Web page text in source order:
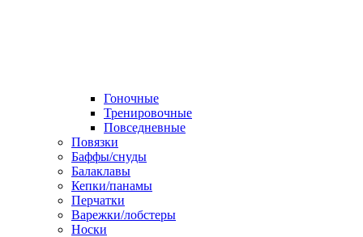
Гоночные
Тренировочные
Повседневные
Повязки
Баффы/снуды
Балаклавы
Кепки/панамы
Перчатки
Варежки/лобстеры
Носки